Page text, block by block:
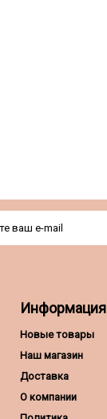
Информация
Новые товары
Наш магазин
Доставка
О компании